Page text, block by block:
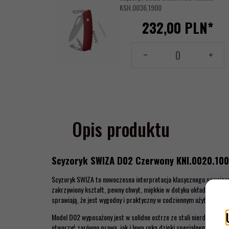
KSH.0036.1900
232,00 PLN*
Opis produktu
Scyzoryk SWIZA D02 Czerwony
Scyzoryk SWIZA to nowoczesna interpretacja klasycznego
zakrzywiony kształt, pewny chwyt, miękkie w dotyku okładziny
sprawiają, że jest wygodny i praktyczny w codziennym użytkowaniu.
Model D02 wyposażony jest w solidne ostrze ze stali nierdzewnej